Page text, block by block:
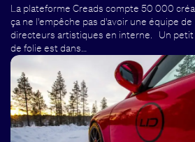
La plateforme Creads compte 50 000
ça ne l'empêche pas d'avoir une équipe de
directeurs artistiques en interne. Un petit
de folie est dans…